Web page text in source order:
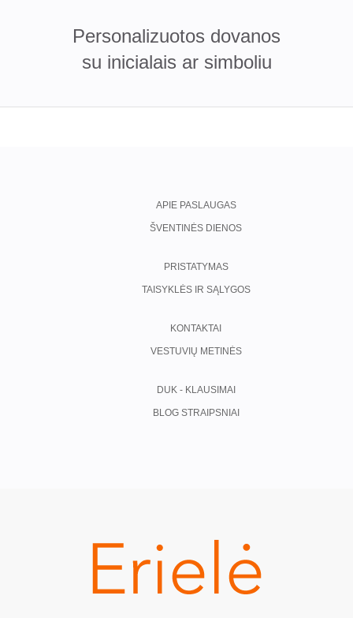
Personalizuotos dovanos
su inicialais ar simboliu
APIE PASLAUGAS
ŠVENTINĖS DIENOS
PRISTATYMAS
TAISYKLĖS IR SĄLYGOS
KONTAKTAI
VESTUVIŲ METINĖS
DUK - KLAUSIMAI
BLOG STRAIPSNIAI